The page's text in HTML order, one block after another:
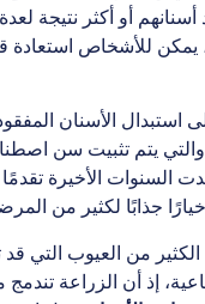
أسنانهم أو أكثر نتيجة
يمكن للأشخاص
استبدال الأسنان
يتم تثبيت سن
السنوات الأخيرة تقدمًا
جذابًا لكثير من
من العيوب التي
إذ أن الزراعة